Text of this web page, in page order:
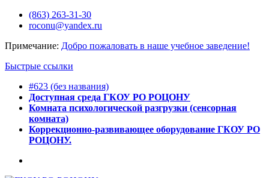
Перейти(863) 263-31-30
roconu@yandex.ru
Примечание: Добро пожаловать в наше учебное заведение!
Быстрые ссылки
#623 (без названия)
Доступная среда ГКОУ РО РОЦОНУ
Комната психологической разгрузки (сенсорная
комната)
Коррекционно-развивающее оборудование ГКОУ РО
РОЦОНУ.